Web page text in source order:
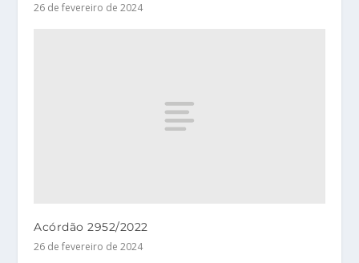
26 de fevereiro de 2024
Acórdão 2952/2022
26 de fevereiro de 2024